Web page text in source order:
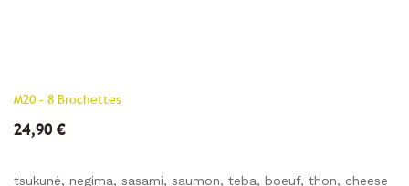
M20 - 8 Brochettes
24,90 €
tsukuné, negima, sasami, saumon, teba, boeuf, thon, cheese